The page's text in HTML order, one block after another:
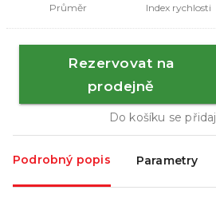
Průměr Index rychlosti
Rezervovat na
prodejně
Do košíku se
Podrobný popis Parametry